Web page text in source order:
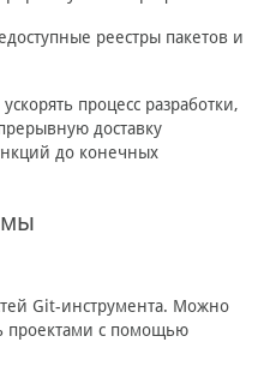
реестры пакетов и
процесс разработки,
доставку
до конечных
Git-инструмента. Можно
проектами с помощью